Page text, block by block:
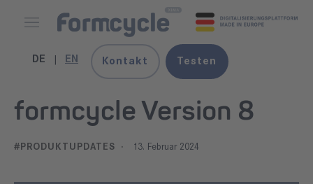
DE EN Kontakt Testen
formcycle Version 8
#PRODUKTUPDATES · 13. Februar 2024